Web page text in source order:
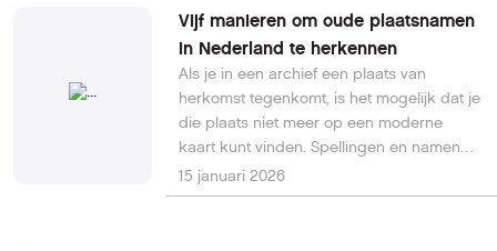
gemeenschap, ten dienste van
familieherinneringen en genealogen
wereldwijd.Nu 2026 begint, wil ik u,
persoonlijk en namens het hele Geneanet-
team, mijn oprechte beste wensen
overbrengen.Ik wens u een jaar
vol gezondheid, geluk, succesvolle
projecten en vreugde, groot en klein, voor
Vijf manieren om oude plaatsnamen
in Nederland te herkennen
Als je in een archief een plaats van
herkomst tegenkomt, is het mogelijk dat je
die plaats niet meer op een moderne
kaart kunt vinden. Spellingen en namen
zijn immers veranderd. Hier zijn vijf
strategieën om te achterhalen welke
15 januari 2026